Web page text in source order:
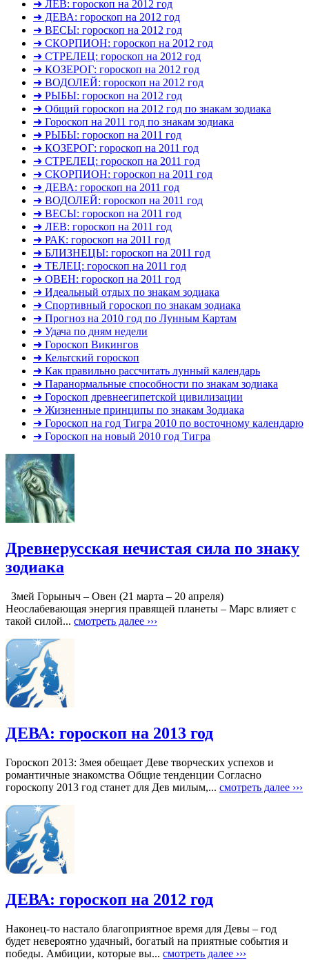
➜ ЛЕВ: гороскоп на 2012 год
➜ ДЕВА: гороскоп на 2012 год
➜ ВЕСЫ: гороскоп на 2012 год
➜ СКОРПИОН: гороскоп на 2012 год
➜ СТРЕЛЕЦ: гороскоп на 2012 год
➜ КОЗЕРОГ: гороскоп на 2012 год
➜ ВОДОЛЕЙ: гороскоп на 2012 год
➜ РЫБЫ: гороскоп на 2012 год
➜ Общий гороскоп на 2012 год по знакам зодиака
➜ Гороскоп на 2011 год по знакам зодиака
➜ РЫБЫ: гороскоп на 2011 год
➜ КОЗЕРОГ: гороскоп на 2011 год
➜ СТРЕЛЕЦ: гороскоп на 2011 год
➜ СКОРПИОН: гороскоп на 2011 год
➜ ДЕВА: гороскоп на 2011 год
➜ ВОДОЛЕЙ: гороскоп на 2011 год
➜ ВЕСЫ: гороскоп на 2011 год
➜ ЛЕВ: гороскоп на 2011 год
➜ РАК: гороскоп на 2011 год
➜ БЛИЗНЕЦЫ: гороскоп на 2011 год
➜ ТЕЛЕЦ: гороскоп на 2011 год
➜ ОВЕН: гороскоп на 2011 год
➜ Идеальный отдых по знакам зодиака
➜ Спортивный гороскоп по знакам зодиака
➜ Прогноз на 2010 год по Лунным Картам
➜ Удача по дням недели
➜ Гороскоп Викингов
➜ Кельтский гороскоп
➜ Как правильно рассчитать лунный календарь
➜ Паранормальные способности по знакам зодиака
➜ Гороскоп древнеегипетской цивилизации
➜ Жизненные принципы по знакам Зодиака
➜ Гороскоп на год Тигра 2010 по восточному календарю
➜ Гороскоп на новый 2010 год Тигра
Древнерусская нечистая сила по знаку
зодиака
Змей Горыныч – Овен (21 марта – 20 апреля)
Неослабевающая энергия правящей планеты – Марс влияет с
такой силой... смотреть далее ›››
ДЕВА: гороскоп на 2013 год
Гороскоп 2013: Змея обещает Деве творческих успехов и
романтичные знакомства Общие тенденции Согласно
гороскопу 2013 год станет для Дев милым,... смотреть далее ›››
ДЕВА: гороскоп на 2012 год
Наконец-то настало благоприятное время для Девы – год
будет невероятно удачный, богатый на приятные события и
победы. Амбиции, которые вы... смотреть далее ›››